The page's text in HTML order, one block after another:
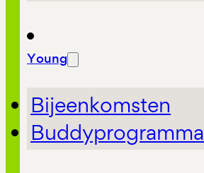
Young
Bijeenkomsten
Buddyprogramma